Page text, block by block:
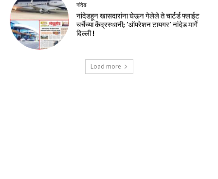
नांदेड
नांदेडहून खासदारांना घेऊन गेलेले ते चार्टर्ड फ्लाईट
चर्चेच्या केंद्रस्थानी; ‘ऑपरेशन टायगर’ नांदेड मार्गे
दिल्ली !
Load more